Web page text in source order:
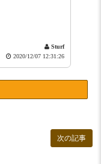
Sturf
2020/12/07 12:31:26
次の記事